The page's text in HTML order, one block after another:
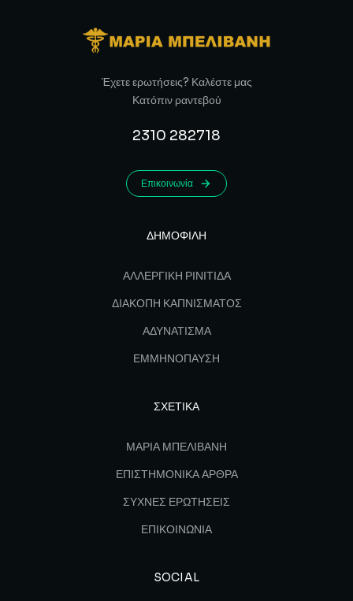
Έχετε ερωτήσεις? Καλέστε μας
Κατόπιν ραντεβού
2310 282718
Επικοινωνία
ΔΗΜΟΦΙΛΗ
ΑΛΛΕΡΓΙΚΗ ΡΙΝΙΤΙΔΑ
ΔΙΑΚΟΠΗ ΚΑΠΝΙΣΜΑΤΟΣ
ΑΔΥΝΑΤΙΣΜΑ
ΕΜΜΗΝΟΠΑΥΣΗ
ΣΧΕΤΙΚΑ
ΜΑΡΙΑ ΜΠΕΛΙΒΑΝΗ
ΕΠΙΣΤΗΜΟΝΙΚΑ ΑΡΘΡΑ
ΣΥΧΝΕΣ ΕΡΩΤΗΣΕΙΣ
ΕΠΙΚΟΙΝΩΝΙΑ
SOCIAL